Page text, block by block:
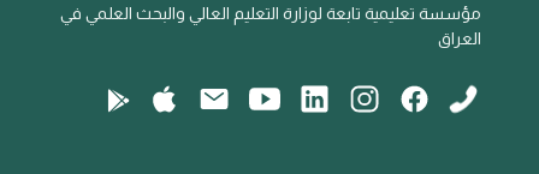
مؤسسة تعليمية تابعة لوزارة التعليم العالي والبحث العلمي في
العراق